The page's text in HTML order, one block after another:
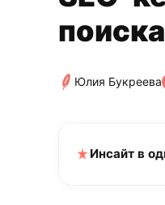
Юлия Букреева
Инсайт в